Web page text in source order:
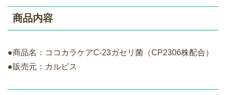
商品内容
●商品名：ココカラケアC-23ガセリ菌（CP2306株配合）
●販売元：カルピス